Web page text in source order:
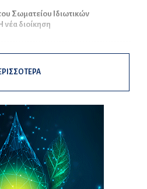
Σωματείου Ιδιωτικών
διοίκηση